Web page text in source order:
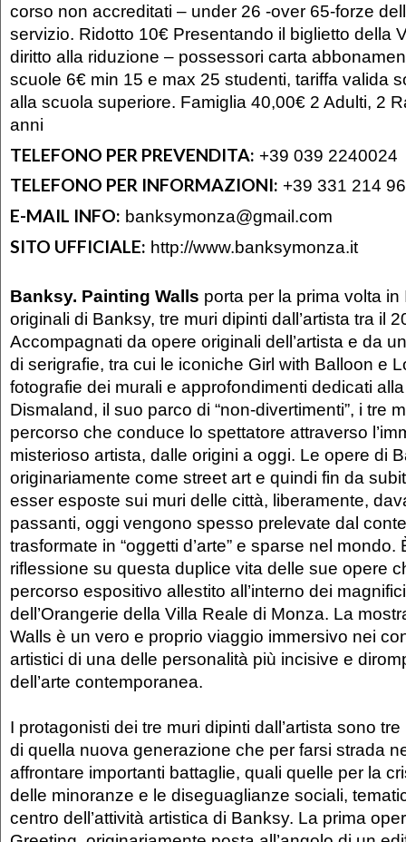
corso non accreditati – under 26 -over 65-forze
servizio. Ridotto 10€ Presentando il biglietto della
diritto alla riduzione – possessori carta
scuole 6€ min 15 e max 25 studenti, tariffa valida
alla scuola superiore. Famiglia 40,00€ 2 Adulti, 2
anni
TELEFONO PER PREVENDITA: +39 039 2240024
TELEFONO PER INFORMAZIONI: +39 331 214
E-MAIL INFO: banksymonza@gmail.com
SITO UFFICIALE: http://www.banksymonza.it
Banksy. Painting Walls porta per la prima volta in
originali di Banksy, tre muri dipinti dall’artista tra il
Accompagnati da opere originali dell’artista e da
di serigrafie, tra cui le iconiche Girl with Balloon e
fotografie dei murali e approfondimenti dedicati
Dismaland, il suo parco di “non-divertimenti”, i tre
percorso che conduce lo spettatore attraverso
misterioso artista, dalle origini a oggi. Le opere di
originariamente come street art e quindi fin da
esser esposte sui muri delle città, liberamente,
passanti, oggi vengono spesso prelevate dal
trasformate in “oggetti d’arte” e sparse nel
riflessione su questa duplice vita delle sue opere
percorso espositivo allestito all’interno dei
dell’Orangerie della Villa Reale di Monza. La
Walls è un vero e proprio viaggio immersivo nei
artistici di una delle personalità più incisive e
dell’arte contemporanea.
I protagonisti dei tre muri dipinti dall’artista sono
di quella nuova generazione che per farsi strada
affrontare importanti battaglie, quali quelle per la
delle minoranze e le diseguaglianze sociali,
centro dell’attività artistica di Banksy. La prima